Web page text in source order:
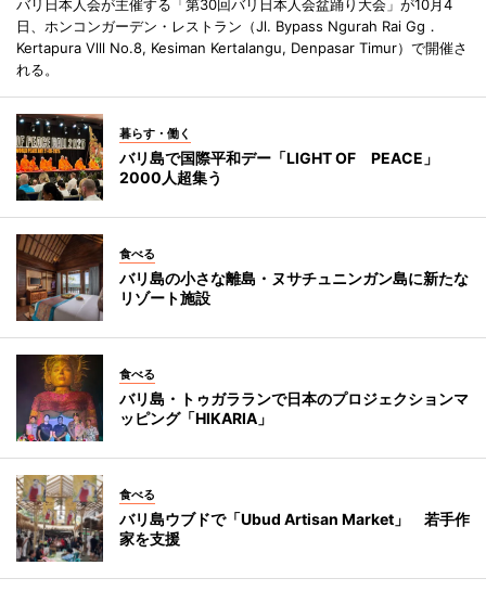
バリ日本人会が主催する「第30回バリ日本人会盆踊り大会」が10月4
日、ホンコンガーデン・レストラン（Jl. Bypass Ngurah Rai Gg．
Kertapura Vlll No.8, Kesiman Kertalangu, Denpasar Timur）で開催さ
れる。
暮らす・働く
バリ島で国際平和デー「LIGHT OF PEACE」
2000人超集う
食べる
バリ島の小さな離島・ヌサチュニンガン島に新たな
リゾート施設
食べる
バリ島・トゥガラランで日本のプロジェクションマ
ッピング「HIKARIA」
食べる
バリ島ウブドで「Ubud Artisan Market」 若手作
家を支援